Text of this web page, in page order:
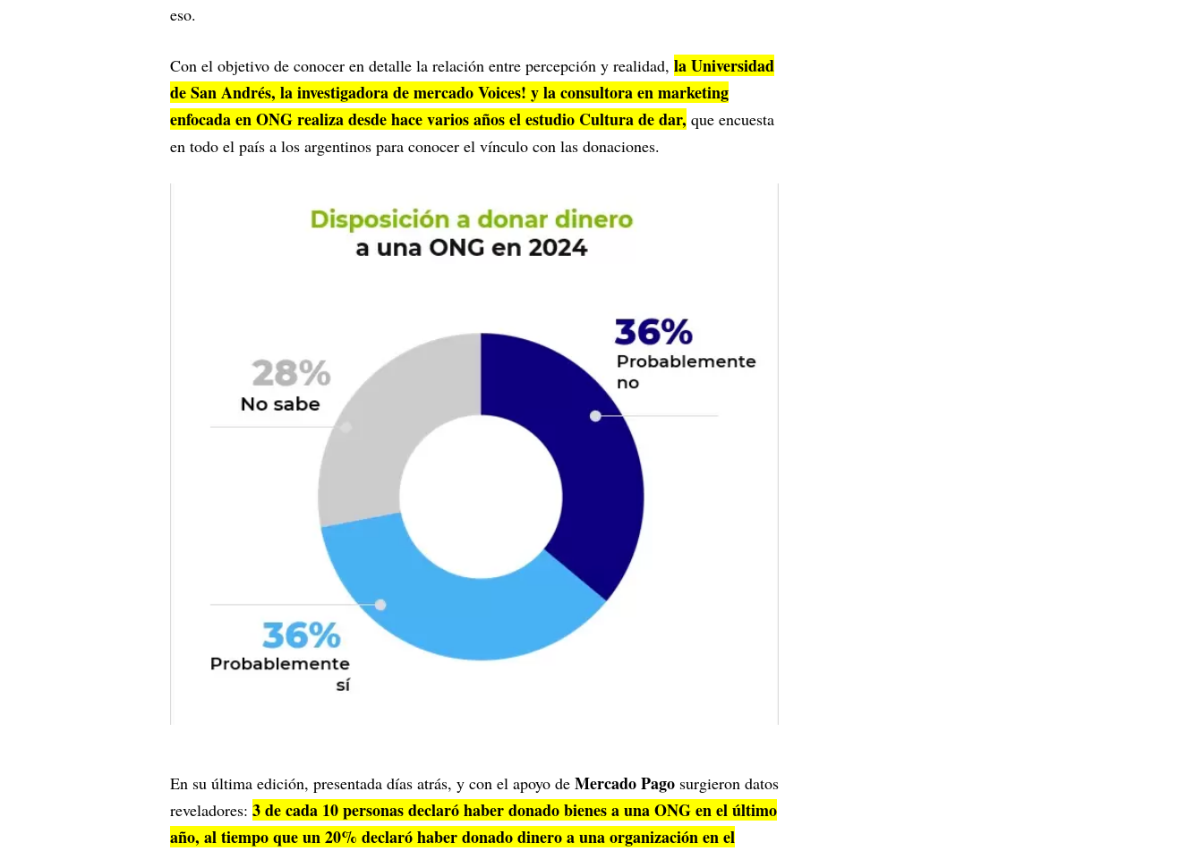
eso.
Con el objetivo de conocer en detalle la relación entre percepción y realidad, la Universidad
de San Andrés, la investigadora de mercado Voices! y la consultora en marketing
enfocada en ONG realiza desde hace varios años el estudio Cultura de dar, que encuesta
en todo el país a los argentinos para conocer el vínculo con las donaciones.
En su última edición, presentada días atrás, y con el apoyo de Mercado Pago surgieron datos
reveladores: 3 de cada 10 personas declaró haber donado bienes a una ONG en el último
año, al tiempo que un 20% declaró haber donado dinero a una organización en el